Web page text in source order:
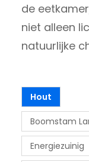
de
niet alleen
natuurlijke
Hout
Boomstam
Energiezuinig